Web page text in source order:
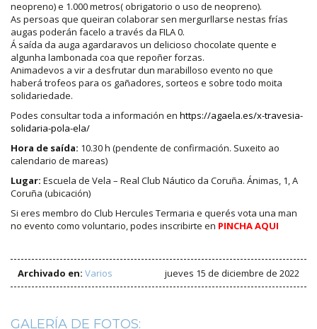
neopreno) e 1.000 metros( obrigatorio o uso de neopreno).
As persoas que queiran colaborar sen mergurllarse nestas frías
augas poderán facelo a través da FILA 0.
Á saída da auga agardaravos un delicioso chocolate quente e
algunha lambonada coa que repoñer forzas.
Animadevos a vir a desfrutar dun marabilloso evento no que
haberá trofeos para os gañadores, sorteos e sobre todo moita
solidariedade.
Podes consultar toda a información en https://agaela.es/x-travesia-
solidaria-pola-ela/
Hora de saída: 10.30 h (pendente de confirmación. Suxeito ao
calendario de mareas)
Lugar: Escuela de Vela – Real Club Náutico da Coruña. Ánimas, 1, A
Coruña (ubicación)
Si eres membro do Club Hercules Termaria e querés vota una man
no evento como voluntario, podes inscribirte en PINCHA AQUI
Archivado en: Varios jueves 15 de diciembre de 2022
GALERÍA DE FOTOS: